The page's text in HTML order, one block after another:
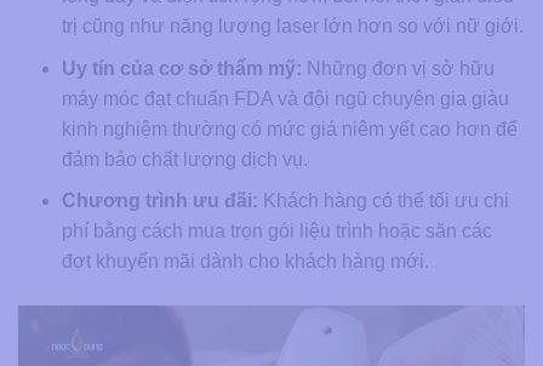
trị cũng như năng lượng laser lớn hơn so với nữ giới.
Uy tín của cơ sở thẩm mỹ: Những đơn vị sở hữu
máy móc đạt chuẩn FDA và đội ngũ chuyên gia giàu
kinh nghiệm thường có mức giá niêm yết cao hơn để
đảm bảo chất lượng dịch vụ.
Chương trình ưu đãi: Khách hàng có thể tối ưu chi
phí bằng cách mua trọn gói liệu trình hoặc săn các
đợt khuyến mãi dành cho khách hàng mới.